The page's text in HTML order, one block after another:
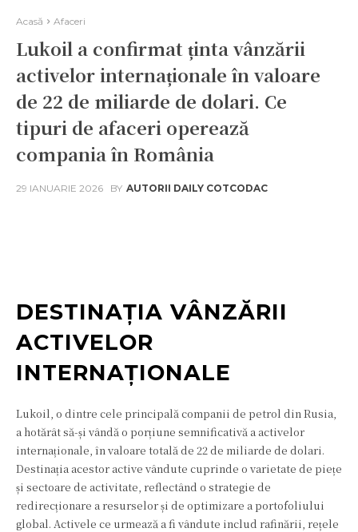
Acasă Afaceri
Lukoil a confirmat ținta vânzării
activelor internaționale în valoare
de 22 de miliarde de dolari. Ce
tipuri de afaceri operează
compania în România
29 IANUARIE 2026 BY AUTORII DAILY COTCODAC
DESTINAȚIA VÂNZĂRII
ACTIVELOR
INTERNAȚIONALE
Lukoil, o dintre cele principală companii de petrol din Rusia,
a hotărât să-și vândă o porțiune semnificativă a activelor
internaționale, în valoare totală de 22 de miliarde de dolari.
Destinația acestor active vândute cuprinde o varietate de piețe
și sectoare de activitate, reflectând o strategie de
redirecționare a resurselor și de optimizare a portofoliului
global. Activele ce urmează a fi vândute includ rafinării, rețele